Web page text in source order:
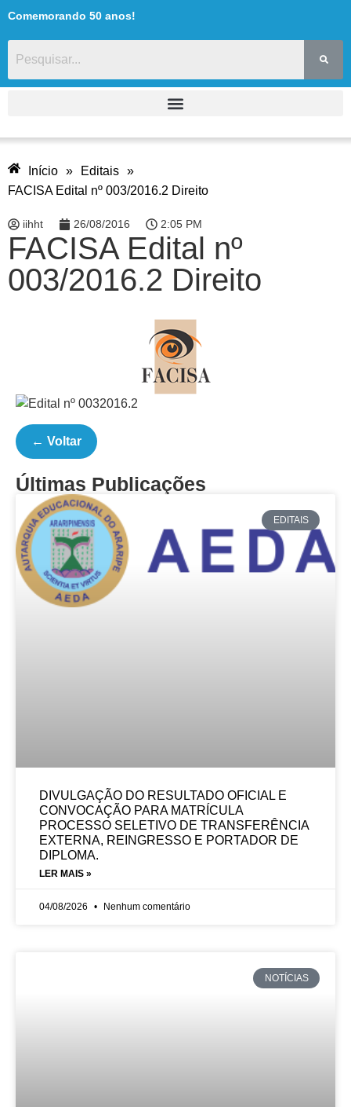
Comemorando 50 anos!
Início » Editais »
FACISA Edital nº 003/2016.2 Direito
iihht 26/08/2016 2:05 PM
FACISA Edital nº
003/2016.2 Direito
← Voltar
Últimas Publicações
EDITAIS
DIVULGAÇÃO DO RESULTADO OFICIAL E
CONVOCAÇÃO PARA MATRÍCULA
PROCESSO SELETIVO DE TRANSFERÊNCIA
EXTERNA, REINGRESSO E PORTADOR DE
DIPLOMA.
LER MAIS »
04/08/2026 Nenhum comentário
NOTÍCIAS